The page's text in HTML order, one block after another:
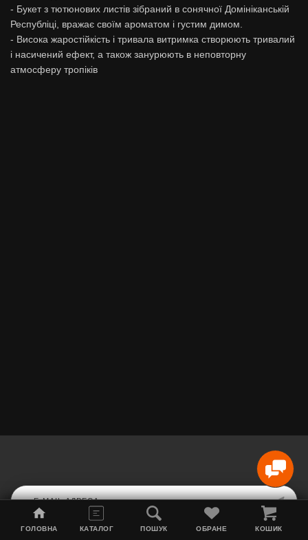
- Букет з тютюнових листів зібраний в сонячної Домініканській
Республіці, вражає своїм ароматом і густим димом.
- Висока жаростійкість і тривала витримка створюють тривалий
і насичений ефект, а також занурюють в неповторну
атмосферу тропіків
ГОЛОВНА КАТАЛОГ ПОШУК ОБРАНЕ КОШИК